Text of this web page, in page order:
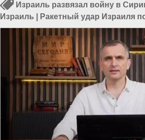
Израиль развязал войну в
Израиль
Ракетный удар Израиля
Бомбардировка|Военные в Сирии